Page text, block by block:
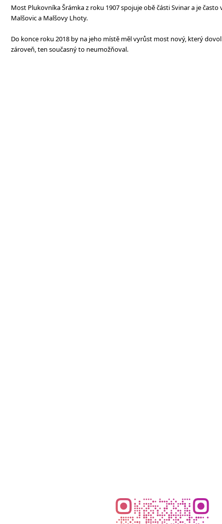
Most Plukovníka Šrámka z roku 1907 spojuje obě části Svinar a je
Malšovic a Malšovy Lhoty.
Do konce roku 2018 by na jeho místě měl vyrůst most nový, který
zároveň, ten současný to neumožňoval.